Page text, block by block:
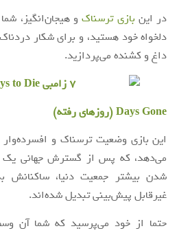
در این بازی ترسناکو هیجان‌انگیز،
دلخواه خود هستید، و برای شکار دردناک
داغ و کشنده می‌پردازید.
Days Gone (روزهای رفته)
این بازی وضعیت ترسناک و افسرده‌وار
می‌دهد، که پس از گسترش جهانی یک
شدن بیشتر جمعیت دنیا، ساکنانش
غیرقابل پیش‌بینی تبدیل شده‌اند.
حتما از خود می‌پرسید که شما آن